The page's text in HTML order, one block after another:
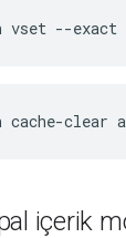
vset --exact
cache-clear
içerik